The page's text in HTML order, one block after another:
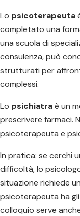
Lo psicoterapeuta
completato una
una scuola di
consulenza, può
strutturati per
complessi.
Lo psichiatraè un
prescrivere farmaci.
psicoterapeuta e
In pratica: se cerchi
difficoltà, lo
situazione richiede
psicoterapeuta ha
colloquio serve